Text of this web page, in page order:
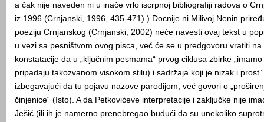
a čak nije naveden ni u inače vrlo iscrpnoj bibliografiji radova o
iz 1996 (Crnjanski, 1996, 435-471).) Docnije ni Milivoj Nenin
poeziju Crnjanskog (Crnjanski, 2002) neće navesti ovaj tekst u
u vezi sa pesništvom ovog pisca, već će se u predgovoru vratiti na
konstatacije da u „ključnim pesmama“ prvog ciklusa zbirke
pripadaju takozvanom visokom stilu) i sadržaja koji je nizak i
izbegavajući da tu pojavu nazove parodijom, već govori o
činjenice“ (Isto). A da Petkovićeve interpretacije i zaključke nije
Ješić (ili ih je namerno prenebregao budući da su unekoliko